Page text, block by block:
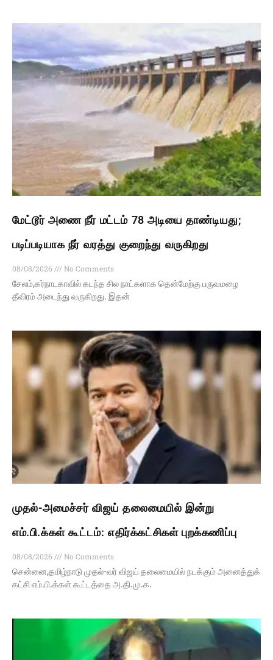
மேட்டூர் அணை நீர் மட்டம் 78 அடியை தாண்டியது;
படிப்படியாக நீர் வரத்து குறைந்து வருகிறது
08/08/2026
No Comments
சேலம்,கர்நாடகாவில் கடந்த சில நாட்களாக தென்மேற்கு பருவமழை
தீவிரம் அடைந்து வருகிறது. இதன்
முதல்-அமைச்சர் விஜய் தலைமையில் இன்று
எம்.பி.க்கள் கூட்டம்: எதிர்க்கட்சிகள் புறக்கணிப்பு
08/08/2026
No Comments
சென்னை,தமிழ்நாடு முதல்-வர் விஜய் தலைமையில் நடக்கும் அனைத்துக்
கட்சி எம்.பி.க்கள் கூட்டத்தை அ.தி.மு.க.